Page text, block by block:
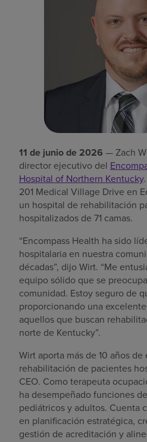
11 de junio de 2026 — Zach
director ejecutivo del
Hospital of Northern Kentucky
201 Medical Village Drive en
un hospital de rehabilitación
hospitalizados de 71 camas.
“Encompass Health ha sido
hospitalaria en nuestra
décadas”, dijo Wirt. “Me
equipo sólido que se
comunidad. Estoy seguro de
proporcionando una
aquellos que buscan
norte de Kentucky”.
Wirt aporta más de 10 años
rehabilitación de pacientes
CEO. Como terapeuta
ha desempeñado funciones
pediátricos y adultos. Cuenta
en planificación estratégica,
gestión de acreditación y